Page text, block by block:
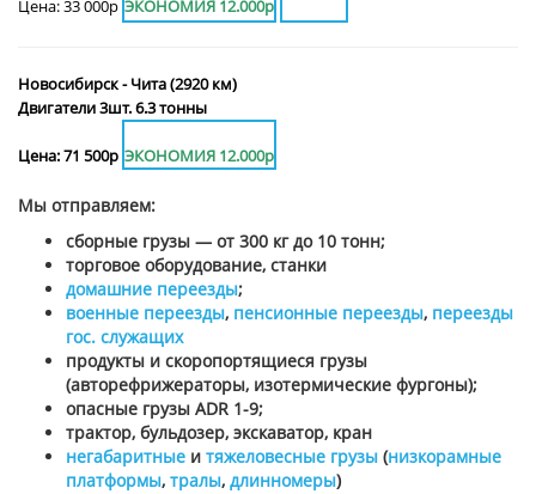
Цена: 33 000р ЭКОНОМИЯ 12.000р
Новосибирск - Чита (2920 км)
Двигатели 3шт. 6.3 тонны
Цена: 71 500р ЭКОНОМИЯ 12.000р
Мы отправляем:
сборные грузы — от 300 кг до 10 тонн;
торговое оборудование, станки
домашние переезды;
военные переезды, пенсионные переезды, переезды
гос. служащих
продукты и скоропортящиеся грузы
(авторефрижераторы, изотермические фургоны);
опасные грузы ADR 1-9;
трактор, бульдозер, экскаватор, кран
негабаритные и тяжеловесные грузы (низкорамные
платформы, тралы, длинномеры)